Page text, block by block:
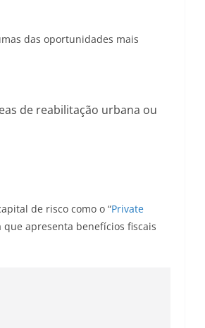
das oportunidades mais
de reabilitação urbana ou
de risco como o “Private
apresenta benefícios fiscais